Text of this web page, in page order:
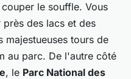
le souffle. Vous
des lacs et des
majestueuses tours de
au parc. De l'autre côté
, le Parc National des